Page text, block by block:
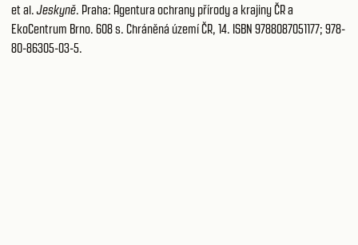
et al.Jeskyně. Praha: Agentura ochrany přírody a krajiny ČR a
EkoCentrum Brno. 608 s. Chráněná území ČR, 14. ISBN 9788087051177; 978-
80-86305-03-5.